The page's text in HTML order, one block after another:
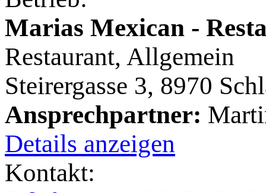
Marias Mexican -
Restaurant, Allgemein
Steirergasse 3, 8970
Ansprechpartner:
Details anzeigen
Kontakt: